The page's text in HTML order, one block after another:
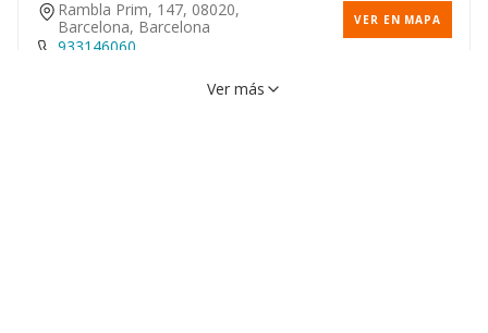
Rambla Prim, 147, 08020,
Barcelona, Barcelona
VER EN MAPA
933146060
Ver más